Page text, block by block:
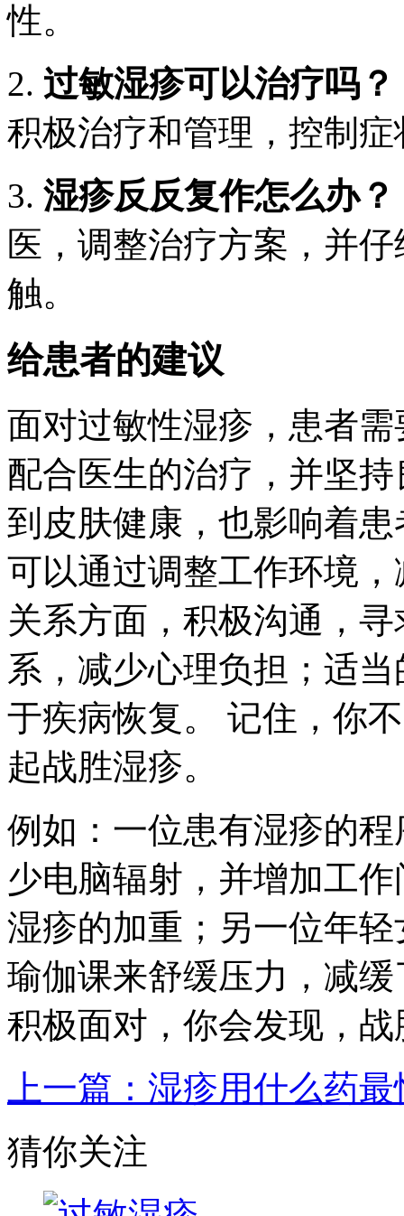
性。
2. 过敏湿疹可以治疗吗？
积极治疗和管理，控制
3. 湿疹反反复作怎么办？
医，调整治疗方案，并
触。
给患者的建议
面对过敏性湿疹，患者
配合医生的治疗，并坚
到皮肤健康，也影响着
可以通过调整工作环境
关系方面，积极沟通，
系，减少心理负担；适
于疾病恢复。 记住，你
起战胜湿疹。
例如：一位患有湿疹的
少电脑辐射，并增加工
湿疹的加重；另一位年
瑜伽课来舒缓压力，减
积极面对，你会发现，
上一篇：湿疹用什么药
猜你关注